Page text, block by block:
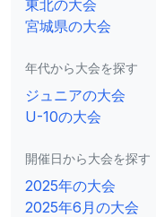
東北の大会
宮城県の大会
年代から大会を探す
ジュニアの大会
U-10の大会
開催日から大会を探す
2025年の大会
2025年6月の大会